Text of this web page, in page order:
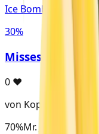
Ice Bomb
30%
MissesJohn
0 ♥
von Kopfbauer
70%Mr. John